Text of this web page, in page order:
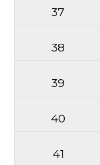
37
38
39
40
41